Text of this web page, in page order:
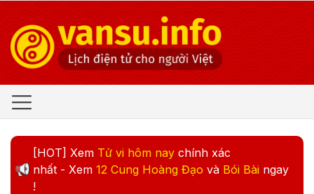
[HOT] Xem Tử vi hôm nay chính xác
nhất - Xem 12 Cung Hoàng Đạo và Bói Bài ngay
!